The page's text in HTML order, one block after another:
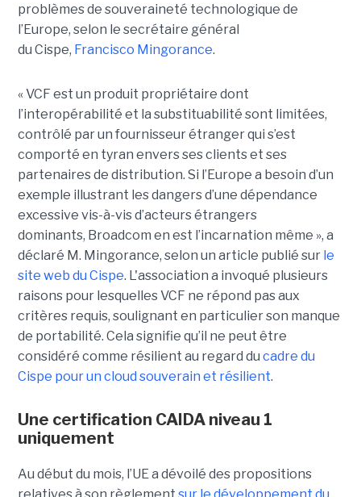
problèmes de souveraineté technologique de
l’Europe, selon le secrétaire général
du Cispe, Francisco Mingorance.
« VCF est un produit propriétaire dont
l’interopérabilité et la substituabilité sont limitées,
contrôlé par un fournisseur étranger qui s’est
comporté en tyran envers ses clients et ses
partenaires de distribution. Si l’Europe a besoin d’un
exemple illustrant les dangers d’une dépendance
excessive vis-à-vis d’acteurs étrangers
dominants, Broadcom en est l’incarnation même », a
déclaré M. Mingorance, selon un article publié sur le
site web du Cispe. L'association a invoqué plusieurs
raisons pour lesquelles VCF ne répond pas aux
critères requis, soulignant en particulier son manque
de portabilité. Cela signifie qu’il ne peut être
considéré comme résilient au regard du cadre du
Cispe pour un cloud souverain et résilient.
Une certification CAIDA niveau 1
uniquement
Au début du mois, l’UE a dévoilé des propositions